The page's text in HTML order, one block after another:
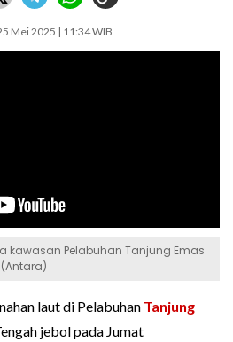
Mei 2025 | 11:34 WIB
kawasan Pelabuhan Tanjung Emas
laut di Pelabuhan Tanjung
jebol pada Jumat